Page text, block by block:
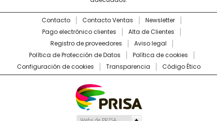
Contacto Contacto Ventas
Newsletter
Pago electrónico clientes
Alta de Clientes
Registro de proveedores
Aviso legal
Política de Protección de Datos
Política de cookies
Configuración de cookies
Transparencia Código Ético